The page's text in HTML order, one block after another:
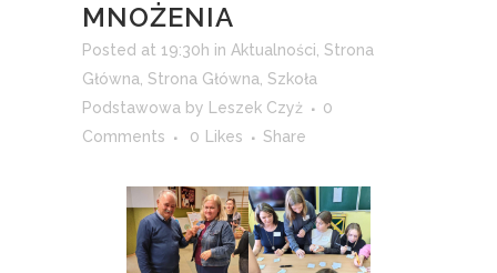
MNOŻENIA
Posted at 19:30h in Aktualności Strona
Główna Strona Główna Szkoła
Podstawowa by Leszek Czyż
0
Comments
0 Likes Share